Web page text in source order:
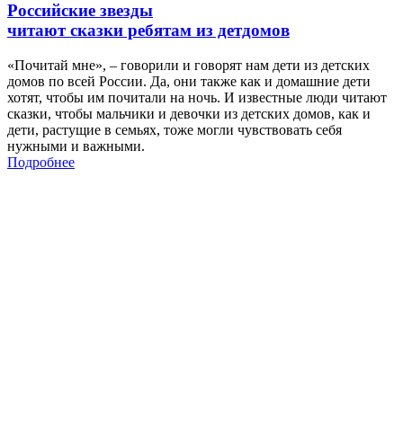
Российские звезды
читают сказки ребятам из детдомов
«Почитай мне», – говорили и говорят нам дети из детских
домов по всей России. Да, они также как и домашние дети
хотят, чтобы им почитали на ночь. И известные люди читают
сказки, чтобы мальчики и девочки из детских домов, как и
дети, растущие в семьях, тоже могли чувствовать себя
нужными и важными.
Подробнее